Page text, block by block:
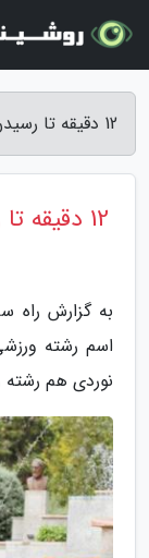
12 دقیقه تا رسیدن به قله میلاد - راه ساری
12 دقیقه تا رسیدن به قله میلاد
به گزارش راه
اسم رشته
نوردی هم